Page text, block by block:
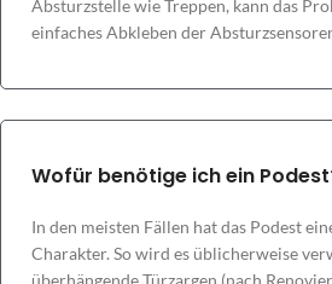
Absturzstelle wie Treppen, kann das
einfaches Abkleben der
Wofür benötige ich ein
In den meisten Fällen hat das Podest
Charakter. So wird es üblicherweise
überhängende Türzargen (nach